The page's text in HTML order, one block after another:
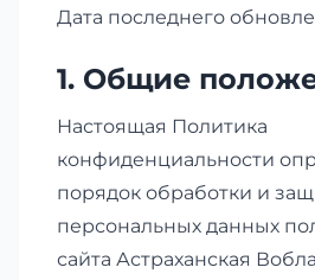
Дата последнего
1. Общие
Настоящая Политика
конфиденциальности
порядок обработки и
персональных данных
сайта Астраханская